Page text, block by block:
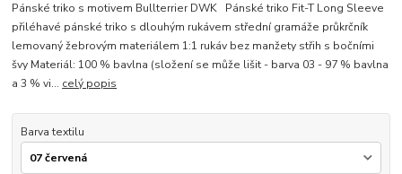
Pánské triko s motivem Bullterrier DWK Pánské triko Fit-T Long Sleeve
přiléhavé pánské triko s dlouhým rukávem střední gramáže průkrčník
lemovaný žebrovým materiálem 1:1 rukáv bez manžety střih s bočními
švy Materiál: 100 % bavlna (složení se může lišit - barva 03 - 97 % bavlna
a 3 % vi... celý popis
Barva textilu